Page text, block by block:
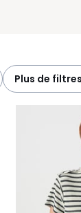
plus de filtres